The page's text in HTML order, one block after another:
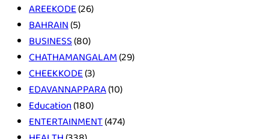
AREEKODE (26)
BAHRAIN (5)
BUSINESS (80)
CHATHAMANGALAM (29)
CHEEKKODE (3)
EDAVANNAPPARA(10)
Education(180)
ENTERTAINMENT(474)